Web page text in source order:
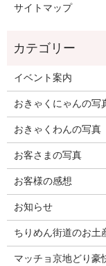
サイトマップ
イベント案内
おきゃくにゃんの写
おきゃくわんの写真
お客さまの写真
お客様の感想
お知らせ
ちりめん街道のお土
マッチョ京地どり豪